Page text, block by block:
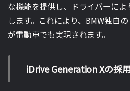
な機能を提供し、ドライバーに
します。これにより、BMW独自
が電動車でも実現されます。
iDrive Generation Xの採用